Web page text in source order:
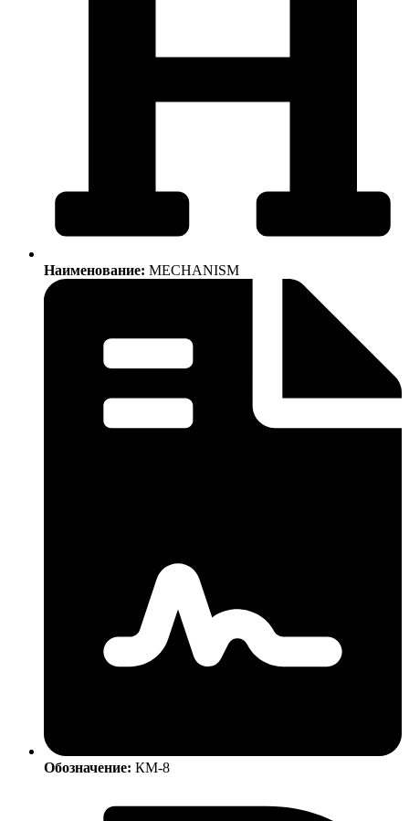
Наименование: MECHANISM
Обозначение: КМ-8